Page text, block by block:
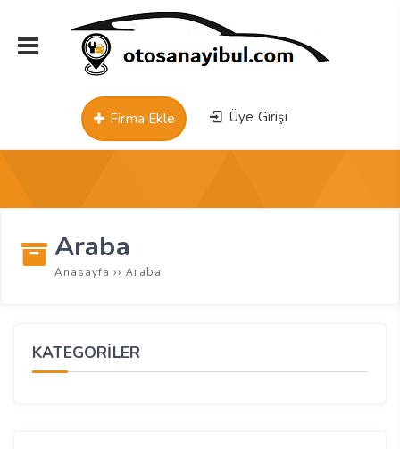
Üye Girişi
Firma Ekle
Araba
Anasayfa ›› Araba
KATEGORİLER